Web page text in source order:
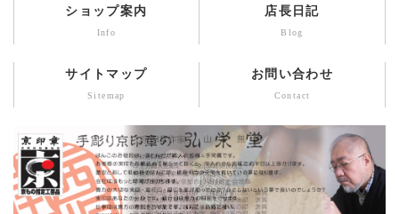
ショップ案内
Info
店長日記
Blog
サイトマップ
Sitemap
お問い合わせ
Contact